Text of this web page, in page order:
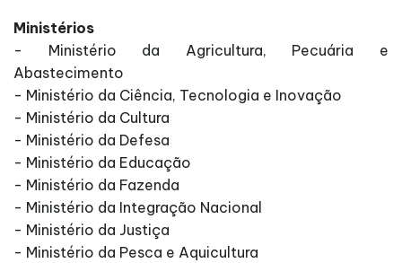
Ministérios
- Ministério da Agricultura, Pecuária e
Abastecimento
- Ministério da Ciência, Tecnologia e Inovação
- Ministério da Cultura
- Ministério da Defesa
- Ministério da Educação
- Ministério da Fazenda
- Ministério da Integração Nacional
- Ministério da Justiça
- Ministério da Pesca e Aquicultura